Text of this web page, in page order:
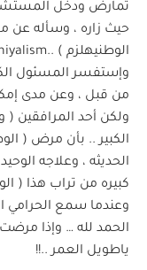
تمارض ودخل
حيث زاره ، وسأله
الوطنيهلزم ) ..Wataniyalism
وإستفسر المسئول
من قبل ، وعن مدى
ولكن أحد المرافقين
الكبير .. بأن مرض (
الحديثه ، وعلاجه
كبيره من تراب هذا (
وعندما سمع الحرامي
الحمد لله … وإذا
ياطويل العمر ..!!